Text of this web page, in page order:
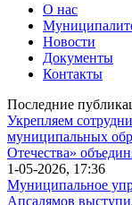
О нас
Новости
Документы
Контакты
Последние
Укрепляем
муниципальных
Отечества»
1-05-2026, 17:36
Муниципальное
Апсалямов